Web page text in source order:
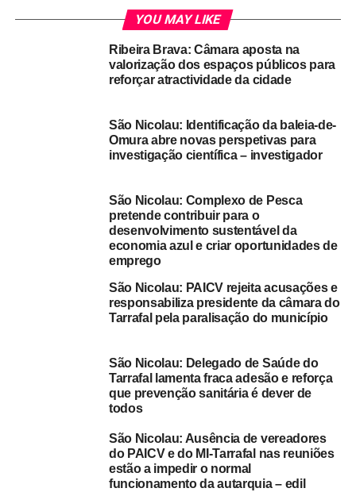
Casa do Pescador e do Complexo de Pesca, a inaugurar
Sobre o “pequeno estaleiro naval”, a construir em frente à
todas as ilhas onde há comunidades piscatórias, que é
ter um pequeno estaleiro naval com as condições
industria ligada à construção naval e à pesca semi-
“É um orçamento de cerca de 15 milhões de escudos em
que a câmara irá entrar com uma parte e o Ministério do
Mar fará a sua contrapartida a partir do Fundo Autónomo
das Pescas”, concretizou a mesma fonte, que enalteceu a
São Nicolau, ilha próxima de São Vicente e parte
integrante da Zona Económica Especial Marítima – São
Vicente (ZEEM-SV), fazendo, por isso, “todo o sentido”
que as infraestruturas de pesca tenham essa dimensão.
Segundo o ministro, com a inauguração do Complexo de
Pesca do Tarrafal de São Nicolau, em finais de Abril, será
dado, a partir daí, o seguimento às obras de construção
YOU MAY LIKE
Ribeira Brava: Câmara aposta na
valorização dos espaços públicos para
reforçar atractividade da cidade
São Nicolau: Identificação da baleia-de-
Omura abre novas perspetivas para
investigação científica – investigador
São Nicolau: Complexo de Pesca
pretende contribuir para o
desenvolvimento sustentável da
economia azul e criar oportunidades de
emprego
São Nicolau: PAICV rejeita acusações e
responsabiliza presidente da câmara do
Tarrafal pela paralisação do município
São Nicolau: Delegado de Saúde do
Tarrafal lamenta fraca adesão e reforça
que prevenção sanitária é dever de
todos
São Nicolau: Ausência de vereadores
do PAICV e do MI-Tarrafal nas reuniões
estão a impedir o normal
funcionamento da autarquia – edil